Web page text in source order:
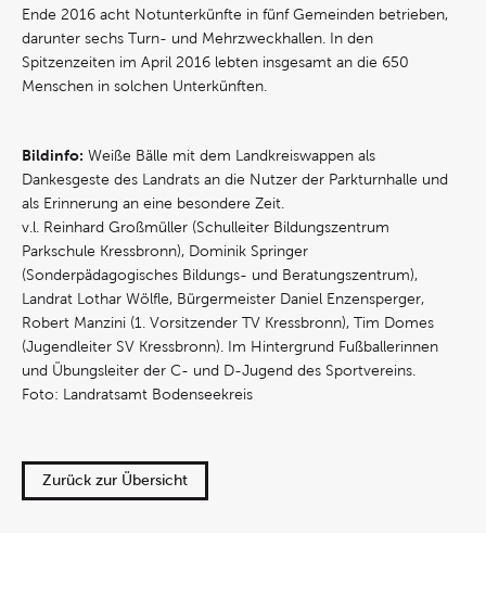
Ende 2016 acht Notunterkünfte in fünf Gemeinden betrieben,
darunter sechs Turn- und Mehrzweckhallen. In den
Spitzenzeiten im April 2016 lebten insgesamt an die 650
Menschen in solchen Unterkünften.
Bildinfo: Weiße Bälle mit dem Landkreiswappen als
Dankesgeste des Landrats an die Nutzer der Parkturnhalle und
als Erinnerung an eine besondere Zeit.
v.l. Reinhard Großmüller (Schulleiter Bildungszentrum
Parkschule Kressbronn), Dominik Springer
(Sonderpädagogisches Bildungs- und Beratungszentrum),
Landrat Lothar Wölfle, Bürgermeister Daniel Enzensperger,
Robert Manzini (1. Vorsitzender TV Kressbronn), Tim Domes
(Jugendleiter SV Kressbronn). Im Hintergrund Fußballerinnen
und Übungsleiter der C- und D-Jugend des Sportvereins.
Foto: Landratsamt Bodenseekreis
Zurück zur Übersicht